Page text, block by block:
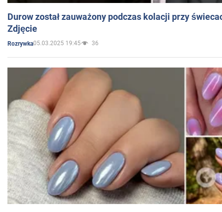
Durow został zauważony podczas kolacji przy
Zdjęcie
Rozrywka05.03.2025 19:45 36